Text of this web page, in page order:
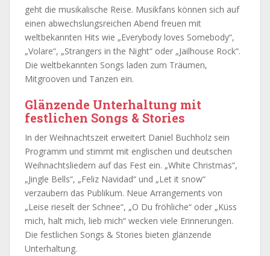
geht die musikalische Reise. Musikfans können sich auf
einen abwechslungsreichen Abend freuen mit
weltbekannten Hits wie „Everybody loves Somebody“,
„Volare“, „Strangers in the Night“ oder „Jailhouse Rock“.
Die weltbekannten Songs laden zum Träumen,
Mitgrooven und Tanzen ein.
Glänzende Unterhaltung mit
festlichen Songs & Stories
In der Weihnachtszeit erweitert Daniel Buchholz sein
Programm und stimmt mit englischen und deutschen
Weihnachtsliedern auf das Fest ein. „White Christmas“,
„Jingle Bells“, „Feliz Navidad“ und „Let it snow“
verzaubern das Publikum. Neue Arrangements von
„Leise rieselt der Schnee“, „O Du fröhliche“ oder „Küss
mich, halt mich, lieb mich“ wecken viele Erinnerungen.
Die festlichen Songs & Stories bieten glänzende
Unterhaltung.